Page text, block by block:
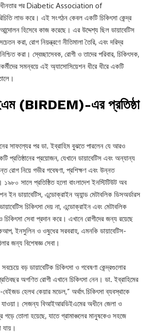
স্বাধীনতার পর Diabetic Association of
লাভ করে। এই সংগঠন কেবল একটি চিকিৎসা কেন্দ্র
হিসেবে কাজ করেছে। এর উদ্দেশ্য ছিল ডায়াবেটিস
করা, রোগ নিয়ন্ত্রণে নীতিমালা তৈরি, এবং দরিদ্র
করা। স্বেচ্ছাসেবক, রোগী ও তাদের পরিবার, চিকিৎসক,
সমন্বয়ে এই অ্যাসোসিয়েশন ধীরে ধীরে একটি
(BIRDEM)-এর প্রতিষ্ঠা
সাফল্যের পর ডা. ইব্রাহিম বুঝতে পারলেন যে আরও
প্রতিষ্ঠানের প্রয়োজন, যেখানে ডায়াবেটিস এবং অন্যান্য
রোগ নিয়ে গভীর গবেষণা, প্রশিক্ষণ এবং উন্নত
১৯৮০ সালে প্রতিষ্ঠিত হলো বাংলাদেশ ইনস্টিটিউট অব
ইন ডায়াবেটিস, এন্ডোক্রাইন অ্যান্ড মেটাবলিক ডিসঅর্ডারস
চিকিৎসা দেয় না, এন্ডোক্রাইন এবং মেটাবলিক
চিকিৎসা সেবা প্রদান করে। এখানে রোগীদের জন্য রয়েছে
ইনসুলিন ও ওষুধের সরবরাহ, এমনকি ডায়াবেটিস-
জন্য বিশেষজ্ঞ সেবা।
বড় ডায়াবেটিক চিকিৎসা ও গবেষণা কেন্দ্রগুলোর
অগণিত রোগী এখানে চিকিৎসা নেন। ডা. ইব্রাহিমের
হেলথ কেয়ার মডেল,” অর্থাৎ চিকিৎসা ব্যবস্থাকে
যাওয়া। সেজন্য বিআইআরডিইএমের অধীনে জেলা ও
গড়ে তোলা হয়েছে, যাতে গ্রামাঞ্চলের মানুষকেও সহজে
যায়।